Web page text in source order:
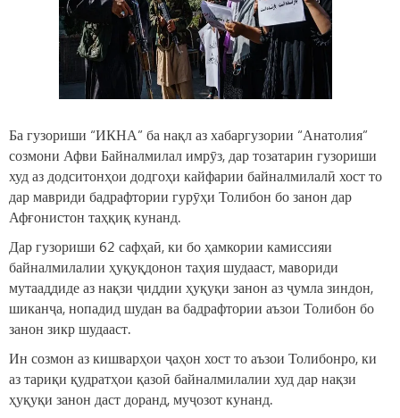
Ба гузориши “ИКНА” ба нақл аз хабаргузории “Анатолия”
созмони Афви Байналмилал имрӯз, дар тозатарин гузориши
худ аз додситонҳои додгоҳи кайфарии байналмилалӣ хост то
дар мавриди бадрафтории гурӯҳи Толибон бо занон дар
Афғонистон таҳқиқ кунанд.
Дар гузориши 62 сафҳаӣ, ки бо ҳамкории камиссияи
байналмилалии ҳуқуқдонон таҳия шудааст, мавориди
мутааддиде аз нақзи ҷиддии ҳуқуқи занон аз ҷумла зиндон,
шиканҷа, нопадид шудан ва бадрафтории аъзои Толибон бо
занон зикр шудааст.
Ин созмон аз кишварҳои ҷаҳон хост то аъзои Толибонро, ки
аз тариқи қудратҳои қазоӣ байналмилалии худ дар нақзи
ҳуқуқи занон даст доранд, муҷозот кунанд.